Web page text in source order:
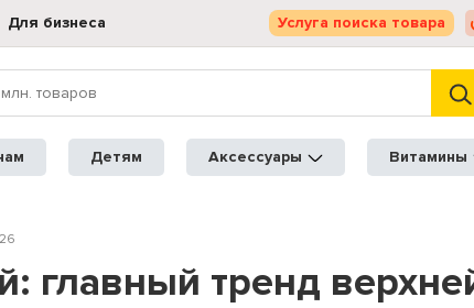
Для бизнеса Услуга поиска товара
Детям Аксессуары Витамины
главный тренд